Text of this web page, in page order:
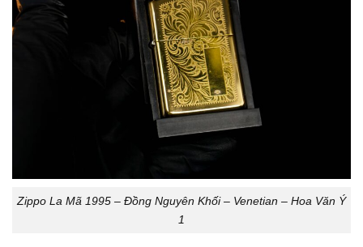
Zippo La Mã 1995 – Đồng Nguyên Khối – Venetian – Hoa Văn Ý
1